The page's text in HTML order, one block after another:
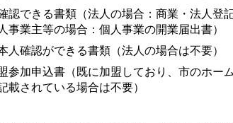
認できる書類（法人の場合：商業・法人登
事業主等の場合：個人事業の開業届出書）
人確認ができる書類（法人の場合は不要）
参加申込書（既に加盟しており、市のホー
載されている場合は不要）